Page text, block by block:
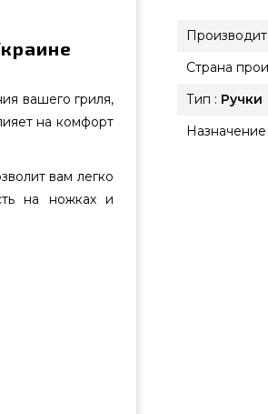
вашего гриля,
на комфорт
вам легко
на ножках и
Страна
Тип : Ручки
Назначение